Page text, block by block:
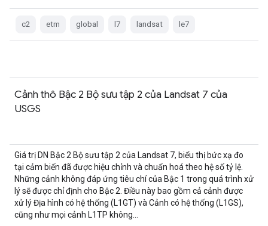
c2 etm global l7 landsat le7
Cảnh thô Bậc 2 Bộ sưu tập 2 của Landsat 7 của
USGS
Giá trị DN Bậc 2 Bộ sưu tập 2 của Landsat 7, biểu thị bức xạ đo
tại cảm biến đã được hiệu chỉnh và chuẩn hoá theo hệ số tỷ lệ.
Những cảnh không đáp ứng tiêu chí của Bậc 1 trong quá trình xử
lý sẽ được chỉ định cho Bậc 2. Điều này bao gồm cả cảnh được
xử lý Địa hình có hệ thống (L1GT) và Cảnh có hệ thống (L1GS),
cũng như mọi cảnh L1TP không…